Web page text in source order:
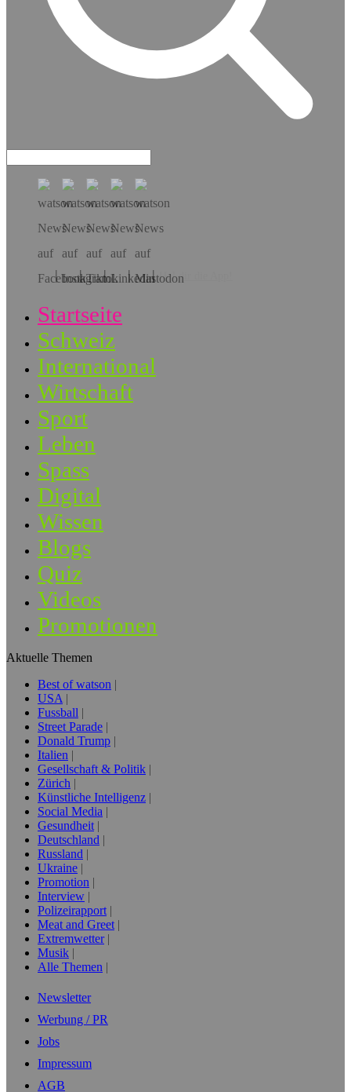
Hol dir die App!
Startseite
Schweiz
International
Wirtschaft
Sport
Leben
Spass
Digital
Wissen
Blogs
Quiz
Videos
Promotionen
Aktuelle Themen
Best of watson
USA
Fussball
Street Parade
Donald Trump
Italien
Gesellschaft & Politik
Zürich
Künstliche Intelligenz
Social Media
Gesundheit
Deutschland
Russland
Ukraine
Promotion
Interview
Polizeirapport
Meat and Greet
Extremwetter
Musik
Alle Themen
Newsletter
Werbung / PR
Jobs
Impressum
AGB